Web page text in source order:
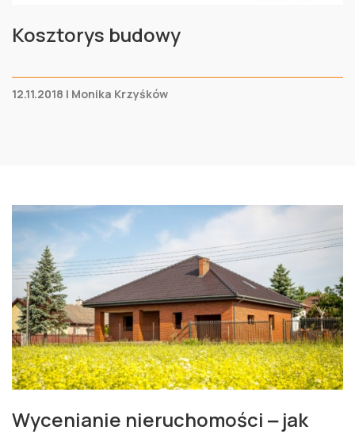
Kosztorys budowy
12.11.2018 | Monika Krzyśków
Wycenianie nieruchomości ‒ jak